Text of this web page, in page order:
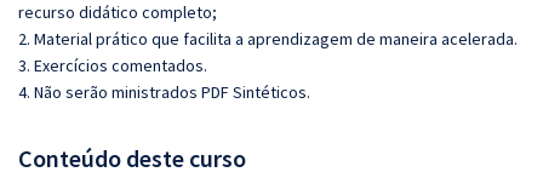
recurso didático completo;
2. Material prático que facilita a aprendizagem de maneira acelerada.
3. Exercícios comentados.
4. Não serão ministrados PDF Sintéticos.
Conteúdo deste curso